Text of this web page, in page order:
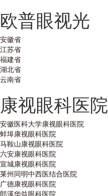
欧普眼视光
安徽省
江苏省
福建省
湖北省
云南省
康视眼科医院
安徽医科大学康视眼科医院
蚌埠康视眼科医院
马鞍山康视眼科医院
六安康视眼科医院
宣城康视眼科医院
莱州同明中西医结合医院
广德康视眼科医院
郎溪华益眼科医院